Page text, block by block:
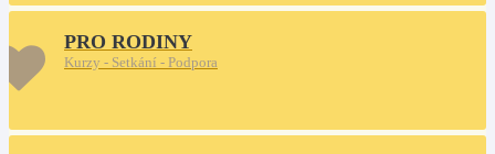
PRO RODINY
Kurzy - Setkání - Podpora